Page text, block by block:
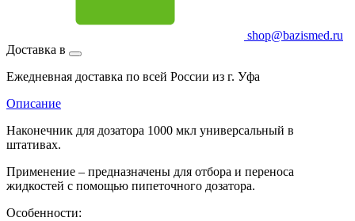
shop@bazismed.ru
Доставка в
Ежедневная доставка по всей России из г. Уфа
Описание
Наконечник для дозатора 1000 мкл универсальный в
штативах.
Применение – предназначены для отбора и переноса
жидкостей с помощью пипеточного дозатора.
Особенности: